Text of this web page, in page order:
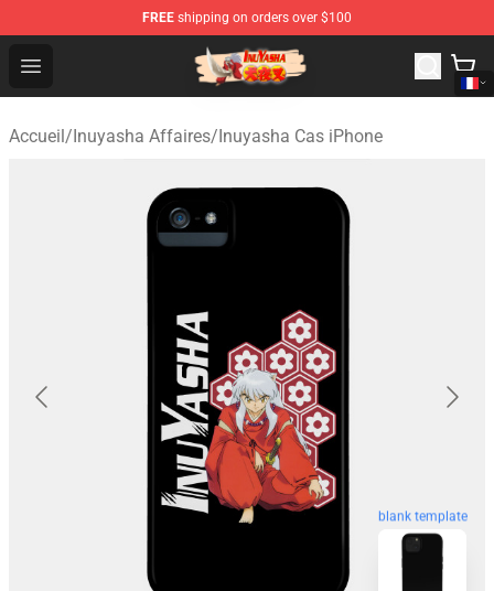
FREE shipping on orders over $100
Open menu
Inuyasha Store - Official Inuyasha Merchandise Shop
Accueil/Inuyasha Affaires/Inuyasha Cas iPhone
blank template